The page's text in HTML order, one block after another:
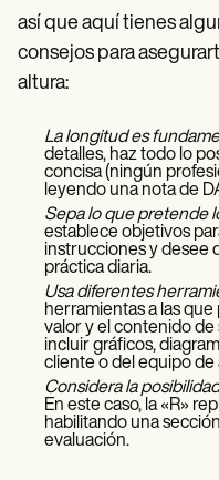
así que aquí tienes
consejos para
altura:
La longitud es
detalles, haz todo lo
concisa (ningún
leyendo una nota de
Sepa lo que pretende
establece objetivos
instrucciones y desee
práctica diaria.
Usa diferentes
herramientas a las
valor y el contenido de
incluir gráficos,
cliente o del equipo
Considera la
En este caso, la «R»
habilitando una
evaluación.